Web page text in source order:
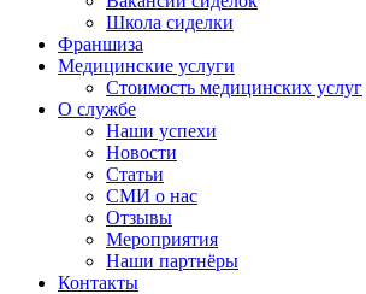
Школа сиделки
Франшиза
Медицинские услуги
Стоимость медицинских услуг
О службе
Наши успехи
Новости
Статьи
СМИ о нас
Отзывы
Мероприятия
Наши партнёры
Контакты